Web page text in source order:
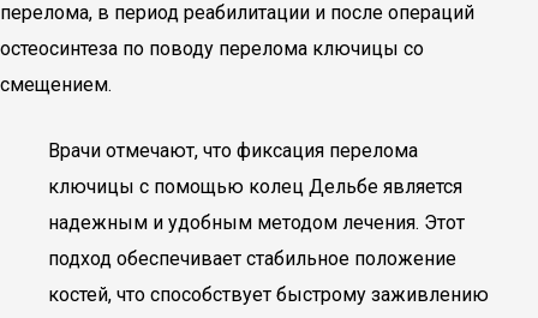
перелома, в период реабилитации и после операций
остеосинтеза по поводу перелома ключицы со
смещением.
Врачи отмечают, что фиксация перелома
ключицы с помощью колец Дельбе является
надежным и удобным методом лечения. Этот
подход обеспечивает стабильное положение
костей, что способствует быстрому заживлению